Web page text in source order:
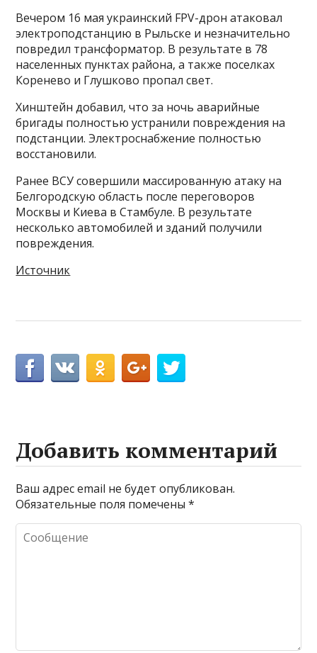
Вечером 16 мая украинский FPV-дрон атаковал
электроподстанцию в Рыльске и незначительно
повредил трансформатор. В результате в 78
населенных пунктах района, а также поселках
Коренево и Глушково пропал свет.
Хинштейн добавил, что за ночь аварийные
бригады полностью устранили повреждения на
подстанции. Электроснабжение полностью
восстановили.
Ранее ВСУ совершили массированную атаку на
Белгородскую область после переговоров
Москвы и Киева в Стамбуле. В результате
несколько автомобилей и зданий получили
повреждения.
Источник
Добавить комментарий
Ваш адрес email не будет опубликован.
Обязательные поля помечены*